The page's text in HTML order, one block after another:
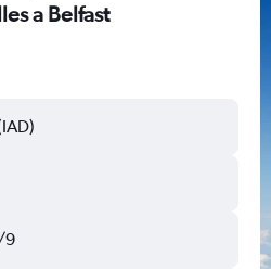
a Belfast
9